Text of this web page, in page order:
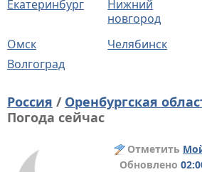
Екатеринбург
Нижний
новгород
Омск
Челябинск
Волгоград
Россия / Оренбургская
Погода сейчас
Отметить
Обновлено